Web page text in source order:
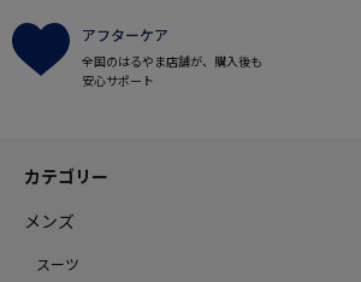
アフターケア
全国のはるやま店舗が、購入後も
安心サポート
カテゴリー
メンズ
スーツ